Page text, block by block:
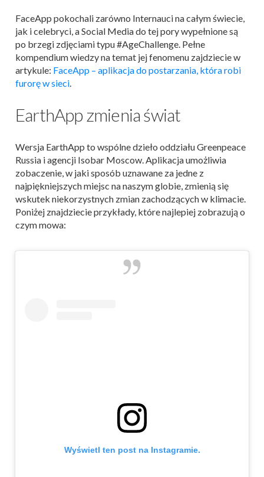
FaceApp pokochali zarówno Internauci na całym świecie,
jak i celebryci, a Social Media do tej pory wypełnione są
po brzegi zdjęciami typu #AgeChallenge. Pełne
kompendium wiedzy na temat jej fenomenu zajdziecie w
artykule: FaceApp – aplikacja do postarzania, która robi
furorę w sieci.
EarthApp zmienia świat
Wersja EarthApp to wspólne dzieło oddziału Greenpeace
Russia i agencji Isobar Moscow. Aplikacja umożliwia
zobaczenie, w jaki sposób uznawane za jedne z
najpiękniejszych miejsc na naszym globie, zmienią się
wskutek niekorzystnych zmian zachodzących w klimacie.
Poniżej znajdziecie przykłady, które najlepiej zobrazują o
czym mowa:
Wyświetl ten post na Instagramie.